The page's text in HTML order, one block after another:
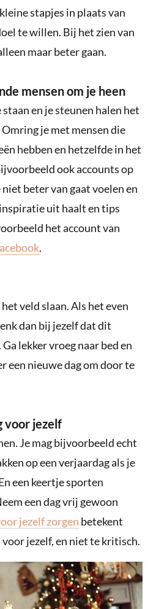
stapjes in plaats van
te willen. Bij het zien van
maar beter gaan.
mensen om je heen
en je steunen halen het
je met mensen die
hebben en hetzelfde in het
ook accounts op
beter van gaat voelen en
uit haalt en tips
het account van
.
veld slaan. Als het even
dan bij jezelf dat dit
lekker vroeg naar bed en
een nieuwe dag om door te
voor jezelf
Je mag bijvoorbeeld echt
op een verjaardag als je
een keertje sporten
een dag vrij gewoon
jezelf zorgen betekent
jezelf, en niet te kritisch.